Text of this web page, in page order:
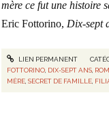
mère ce fut une histoire
Eric Fottorino, Dix-sept
LIEN PERMANENT
FOTTORINO DIX-SEPT ANS
MÈRE ,SECRET DE FAMILLE